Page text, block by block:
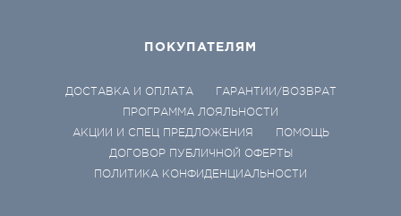
ПОКУПАТЕЛЯМ
ДОСТАВКА И ОПЛАТА
ГАРАНТИИ/ВОЗВРАТ
ПРОГРАММА ЛОЯЛЬНОСТИ
АКЦИИ И СПЕЦ ПРЕДЛОЖЕНИЯ
ПОМОЩЬ
ДОГОВОР ПУБЛИЧНОЙ ОФЕРТЫ
ПОЛИТИКА КОНФИДЕНЦИАЛЬНОСТИ